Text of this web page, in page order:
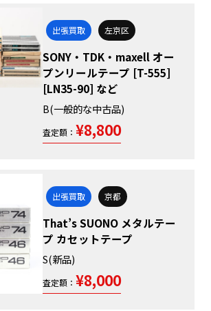
出張買取 左京区
SONY・TDK・maxell オー
プンリールテープ [T-555]
[LN35-90] など
B(一般的な中古品)
査定額： ¥8,800
出張買取 京都
That’s SUONO メタルテー
プ カセットテープ
S(新品)
査定額： ¥8,000